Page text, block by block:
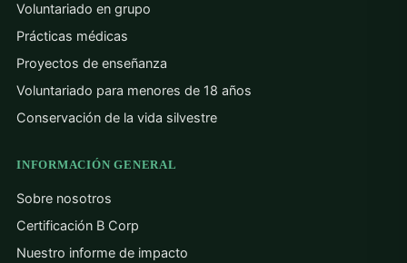
Voluntariado en grupo
Prácticas médicas
Proyectos de enseñanza
Voluntariado para menores de 18 años
Conservación de la vida silvestre
INFORMACIÓN GENERAL
Sobre nosotros
Certificación B Corp
Nuestro informe de impacto